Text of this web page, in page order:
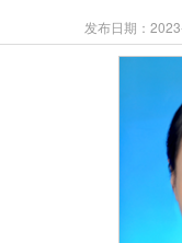
发布日期：